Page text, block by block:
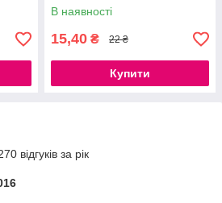
В наявності
15,40 ₴ 22 ₴
Купити
відгуків за рік